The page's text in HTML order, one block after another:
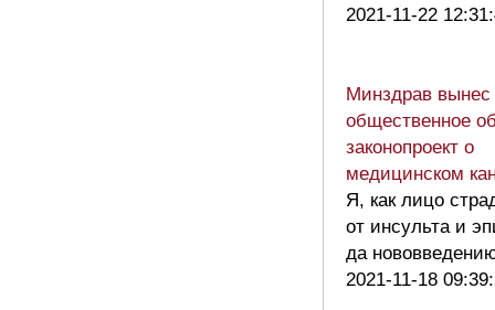
2021-11-22
Минздрав вынес
общественное
законопроект о
медицинском
Я, как лицо
от инсульта и
да
2021-11-18